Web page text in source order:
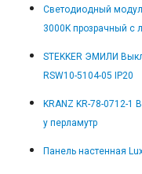
Светодиодный
3000K прозрачный с
STEKKER ЭМИЛИ
RSW10-5104-05 IP20
KRANZ KR-78-0712-1
у перламутр
Панель настенная